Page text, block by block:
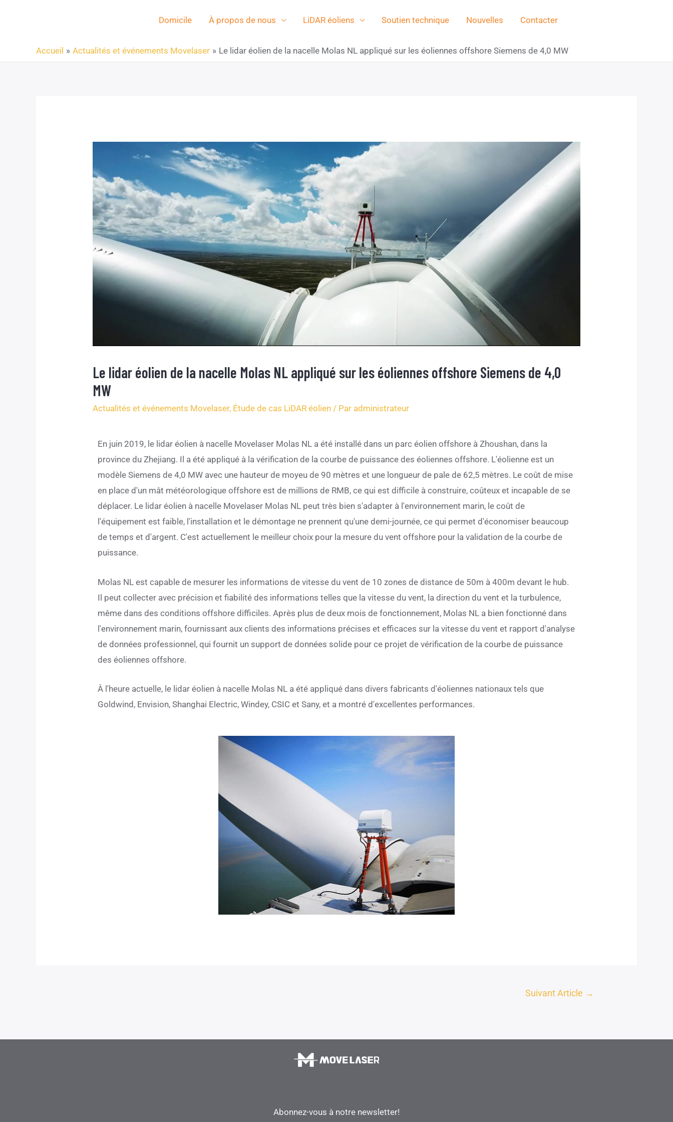
Domicile À propos de nous LiDAR éoliens Soutien technique Nouvelles Contacter
Accueil Actualités et événements Movelaser Le lidar éolien de la nacelle Molas NL appliqué sur les éoliennes offshore Siemens de 4,0 MW
Le lidar éolien de la nacelle Molas NL appliqué sur les éoliennes offshore Siemens de 4,0
MW
Actualités et événements Movelaser, Étude de cas LiDAR éolien / Par administrateur
En juin 2019, le lidar éolien à nacelle Movelaser Molas NL a été installé dans un parc éolien offshore à Zhoushan, dans la
province du Zhejiang. Il a été appliqué à la vérification de la courbe de puissance des éoliennes offshore. L'éolienne est un
modèle Siemens de 4,0 MW avec une hauteur de moyeu de 90 mètres et une longueur de pale de 62,5 mètres. Le coût de mise
en place d'un mât météorologique offshore est de millions de RMB, ce qui est difficile à construire, coûteux et incapable de se
déplacer. Le lidar éolien à nacelle Movelaser Molas NL peut très bien s'adapter à l'environnement marin, le coût de
l'équipement est faible, l'installation et le démontage ne prennent qu'une demi-journée, ce qui permet d'économiser beaucoup
de temps et d'argent. C'est actuellement le meilleur choix pour la mesure du vent offshore pour la validation de la courbe de
puissance.
Molas NL est capable de mesurer les informations de vitesse du vent de 10 zones de distance de 50m à 400m devant le hub.
Il peut collecter avec précision et fiabilité des informations telles que la vitesse du vent, la direction du vent et la turbulence,
même dans des conditions offshore difficiles. Après plus de deux mois de fonctionnement, Molas NL a bien fonctionné dans
l'environnement marin, fournissant aux clients des informations précises et efficaces sur la vitesse du vent et rapport d'analyse
de données professionnel, qui fournit un support de données solide pour ce projet de vérification de la courbe de puissance
des éoliennes offshore.
À l'heure actuelle, le lidar éolien à nacelle Molas NL a été appliqué dans divers fabricants d'éoliennes nationaux tels que
Goldwind, Envision, Shanghai Electric, Windey, CSIC et Sany, et a montré d'excellentes performances.
Suivant Article →
Abonnez-vous à notre newsletter!